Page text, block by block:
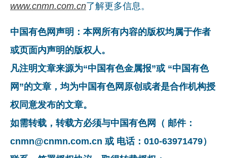
www.cnmn.com.cn了解更多信息。
中国有色网声明：本网所有内容的版权均属于作者
或页面内声明的版权人。
凡注明文章来源为“中国有色金属报”或 “中国有色
网”的文章，均为中国有色网原创或者是合作机构授
权同意发布的文章。
如需转载，转载方必须与中国有色网（ 邮件：
cnmn@cnmn.com.cn 或 电话：010-63971479）